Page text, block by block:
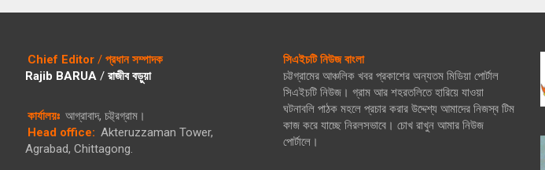
Chief Editor / প্রধান সম্পাদক
Rajib BARUA / রাজীব বড়ুয়া
কার্যালয়ঃ আগ্রাবাদ, চট্ট্রগ্রাম।
Head office: Akteruzzaman Tower,
Agrabad, Chittagong.
সিএইচটি নিউজ বাংলা
চট্টগ্রামের আঞ্চলিক খবর প্রকাশের অন্যতম মিডিয়া পোর্টাল
সিএইচটি নিউজ। গ্রাম আর শহরতলিতে হারিয়ে যাওয়া
ঘটনাবলি পাঠক মহলে প্রচার করার উদ্দেশ্য আমাদের নিজস্ব টিম
কাজ করে যাচ্ছে নিরলসভাবে। চোখ রাখুন আমার নিউজ
পোর্টালে।